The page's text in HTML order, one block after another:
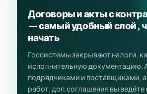
Договоры и акты с
— самый удобный слой,
начать
Госсистемы закрывают налоги,
исполнительную документацию.
подрядчиками и поставщиками,
работ, доп.соглашения вы